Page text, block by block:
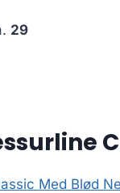
29
Med Blød